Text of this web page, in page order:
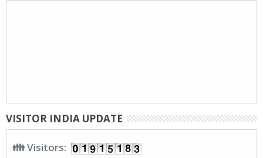
VISITOR INDIA UPDATE
👪 Visitors: